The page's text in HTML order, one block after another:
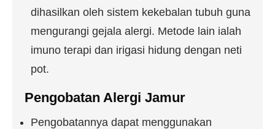
dihasilkan oleh sistem kekebalan tubuh guna
mengurangi gejala alergi. Metode lain ialah
imuno terapi dan irigasi hidung dengan neti
pot.
Pengobatan Alergi Jamur
Pengobatannya dapat menggunakan